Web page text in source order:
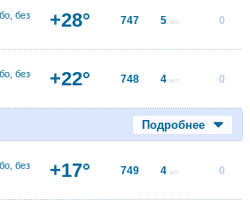
без
+28° 747 5 м/с 0
без
+22° 748 4 м/с 0
Подробнее
без
+17° 749 4 м/с 0